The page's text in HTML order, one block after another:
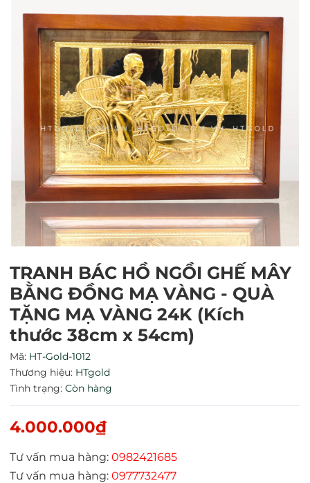
TRANH BÁC HỒ NGỒI GHẾ MÂY
BẰNG ĐỒNG MẠ VÀNG - QUÀ
TẶNG MẠ VÀNG 24K (Kích
thước 38cm x 54cm)
Mã: HT-Gold-1012
Thương hiệu: HTgold
Tình trạng: Còn hàng
4.000.000₫
Tư vấn mua hàng: 0982421685
Tư vấn mua hàng: 0977732477
Mã giảm giá:
Ngày hết hạn:
Điều kiện: